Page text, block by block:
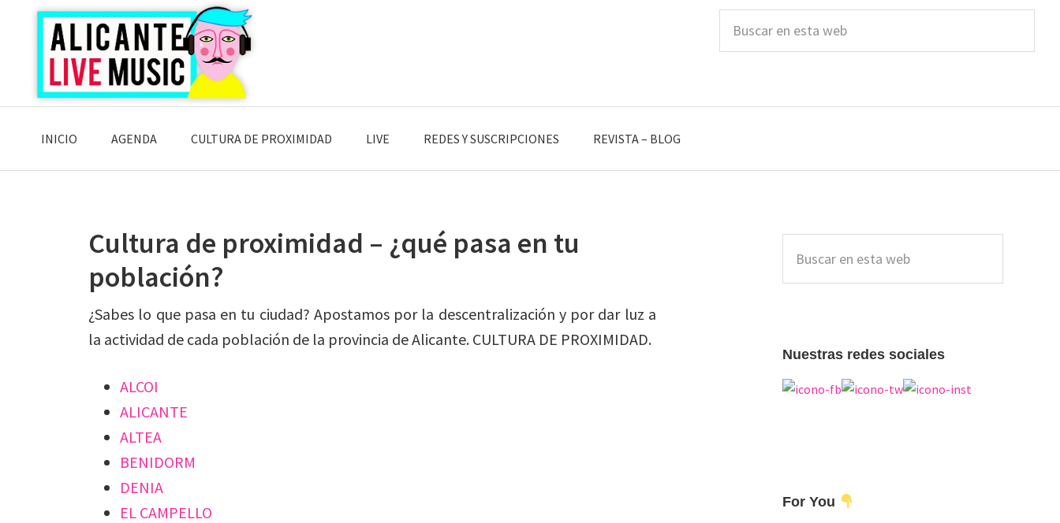
Saltar
navegación
principal
Saltar
contenido
principal
Saltar
lateral
principal
esta
INICIO AGENDA CULTURA DE PROXIMIDAD LIVE REDES Y SUSCRIPCIONES REVISTA – BLOG
Cultura de proximidad – ¿qué pasa en tu
población?
¿Sabes lo que pasa en tu ciudad? Apostamos por la descentralización y por dar luz a
la actividad de cada población de la provincia de Alicante. CULTURA DE PROXIMIDAD.
ALCOI
ALICANTE
ALTEA
BENIDORM
DENIA
EL CAMPELLO
lateral
principal
esta
Nuestras redes sociales
For You